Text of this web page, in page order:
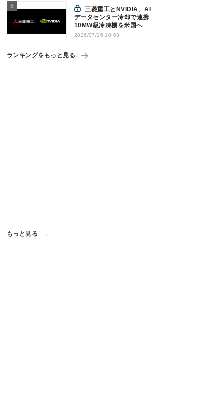
三菱重工とNVIDIA、AI
データセンター冷却で連携
10MW級冷凍機を米国へ
2026/07/16 10:03
ランキングをもっと見る
もっと見る